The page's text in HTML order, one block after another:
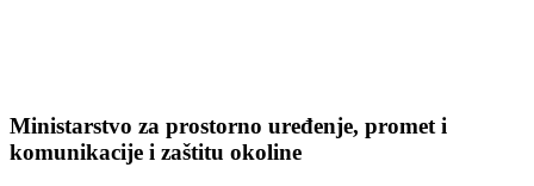
Ministarstvo za prostorno uređenje, promet i
komunikacije i zaštitu okoline